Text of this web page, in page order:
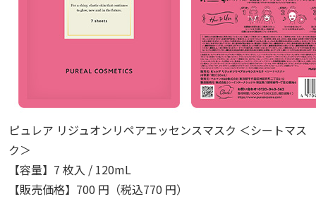
ピュレア リジュオンリペアエッセンスマスク ＜シートマス
ク＞
【容量】7 枚入 / 120mL
【販売価格】700 円（税込770 円）